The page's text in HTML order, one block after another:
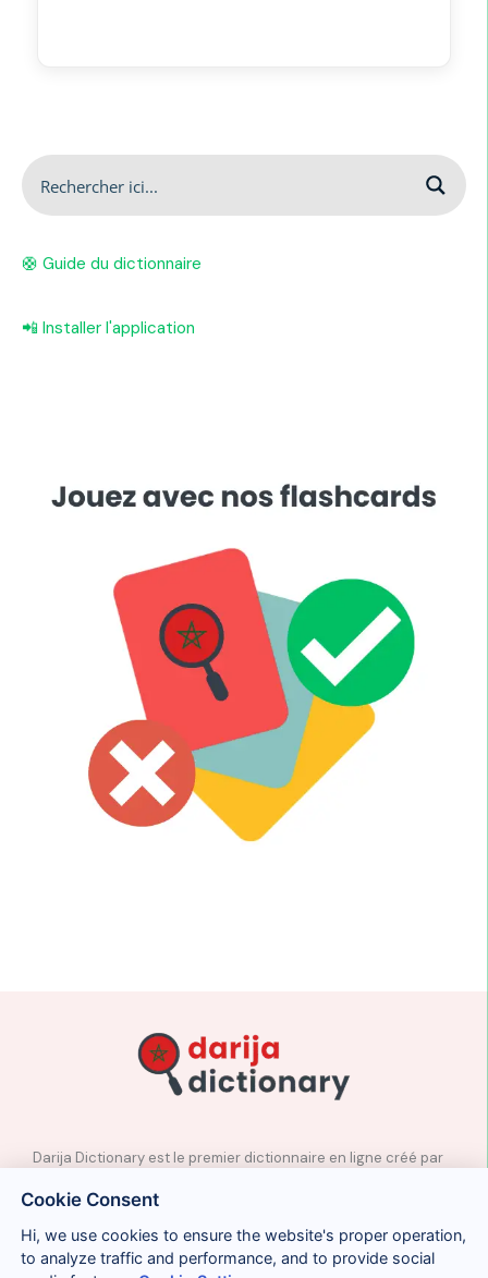
🛟 Guide du dictionnaire
📲 Installer l'application
Darija Dictionary est le premier dictionnaire en ligne créé par
📲Réseaux sociaux
🤝🏼Proposer des mots
Cookie Consent
Hi, we use cookies to ensure the website's proper operation,
to analyze traffic and performance, and to provide social